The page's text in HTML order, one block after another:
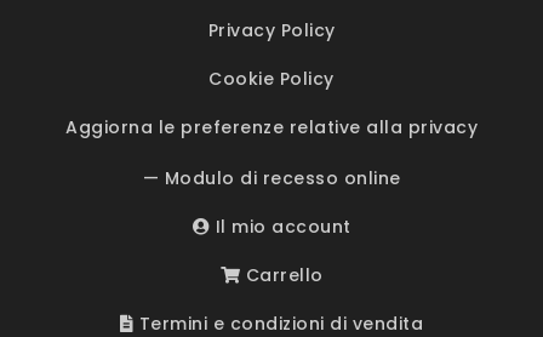
Privacy Policy
Cookie Policy
Aggiorna le preferenze relative alla privacy
— Modulo di recesso online
Il mio account
Carrello
Termini e condizioni di vendita